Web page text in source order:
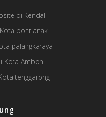
di Kendal
pontianak
palangkaraya
Kota Ambon
tenggarong